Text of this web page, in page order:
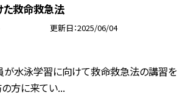
救命救急法
更新日 2025/06/04
が水泳学習に向けて救命救急法の講習を
方に来てい...